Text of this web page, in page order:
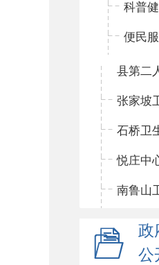
科普
便民
县第二
张家坡
石桥卫
悦庄中
政
公